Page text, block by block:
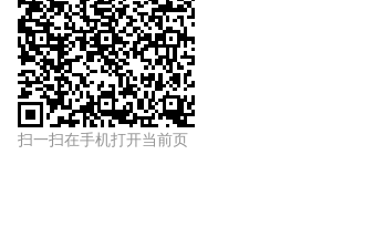
扫一扫在手机打开当前页